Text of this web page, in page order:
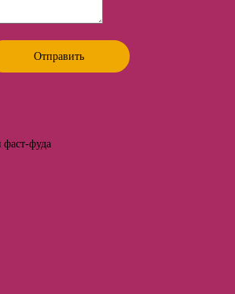
Отправить
фаст-фуда